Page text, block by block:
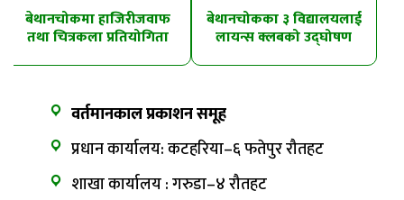
बेथानचोकमा हाजिरीजवाफ
तथा चित्रकला प्रतियोगिता
बेथानचोकका ३ विद्यालयलाई
लायन्स क्लबको उद्घोषण
वर्तमानकाल प्रकाशन समूह
प्रधान कार्यालय: कटहरिया–६ फतेपुर रौतहट
शाखा कार्यालय : गरुडा–४ रौतहट